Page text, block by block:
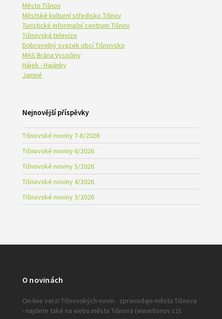
Město Tišnov
Městské kulturní středisko Tišnov
Turistické informační centrum Tišnov
Tišnovská televize
Dobrovolný svazek obcí Tišnovsko
MAS Brána Vysočiny
Hájek - Hajánky
Jamné
Nejnovější příspěvky
Tišnovské noviny 7-8/2026
Tišnovské noviny 6/2026
Tišnovské noviny 5/2026
Tišnovské noviny 4/2026
Tišnovské noviny 3/2026
O novinách
On-line verzi Tišnovských novin - zpravodaje města Tišnova
- najdete také na webu města Tišnova (www.tisnov.cz).